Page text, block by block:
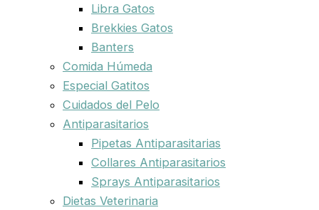
Libra Gatos
Brekkies Gatos
Banters
Comida Húmeda
Especial Gatitos
Cuidados del Pelo
Antiparasitarios
Pipetas Antiparasitarias
Collares Antiparasitarios
Sprays Antiparasitarios
Dietas Veterinaria